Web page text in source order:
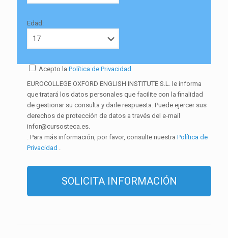
Edad:
Acepto la Política de Privacidad
EUROCOLLEGE OXFORD ENGLISH INSTITUTE S.L. le informa
que tratará los datos personales que facilite con la finalidad
de gestionar su consulta y darle respuesta. Puede ejercer sus
derechos de protección de datos a través del e-mail
infor@cursosteca.es.
. Para más información, por favor, consulte nuestra Política de
Privacidad